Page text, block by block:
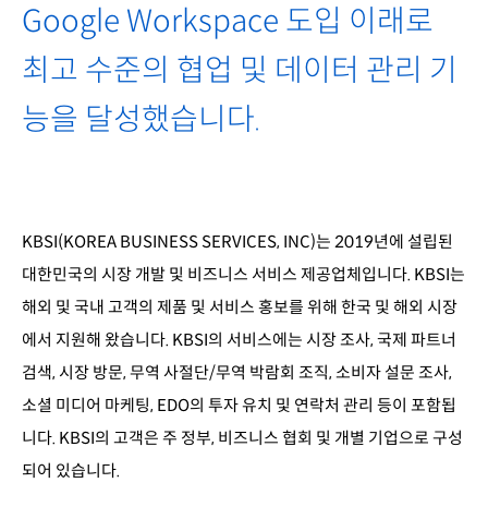
Google Workspace 도입 이래로
최고 수준의 협업 및 데이터 관리 기
능을 달성했습니다.
KBSI(KOREA BUSINESS SERVICES, INC)는 2019년에 설립된
대한민국의 시장 개발 및 비즈니스 서비스 제공업체입니다. KBSI는
해외 및 국내 고객의 제품 및 서비스 홍보를 위해 한국 및 해외 시장
에서 지원해 왔습니다. KBSI의 서비스에는 시장 조사, 국제 파트너
검색, 시장 방문, 무역 사절단/무역 박람회 조직, 소비자 설문 조사,
소셜 미디어 마케팅, EDO의 투자 유치 및 연락처 관리 등이 포함됩
니다. KBSI의 고객은 주 정부, 비즈니스 협회 및 개별 기업으로 구성
되어 있습니다.